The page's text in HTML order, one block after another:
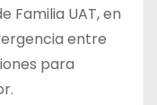
Familia UAT, en
entre
para